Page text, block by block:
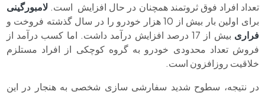
تعداد افراد فوق ثروتمند همچنان در حال افزایش است.لامبورگینی
برای اولین بار بیش از 10 هزار خودرو را در سال گذشته فروخت و
فراری
بیش از 17 درصد افزایش درآمد داشت. اما کسب درآمد از
فروش تعداد محدودی خودرو به گروه کوچکی از افراد مستلزم
خلاقیت روزافزون است.
در نتیجه، سطوح شدید سفارشی سازی شخصی به هنجار در این